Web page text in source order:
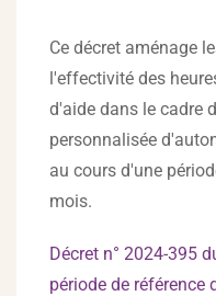
Ce décret aménage
l'effectivité des
d'aide dans le cadre
personnalisée
au cours d'une
mois.
Décret n° 2024-395
période de